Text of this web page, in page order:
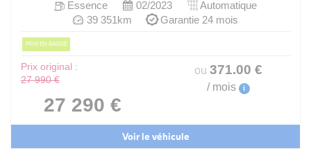
Essence 02/2023
Automatique
39 351km
Garantie 24 mois
PRIX EN BAISSE
Prix original :
27 990 €
27 290 €
ou 371.00 €
/ mois i
Voir le véhicule